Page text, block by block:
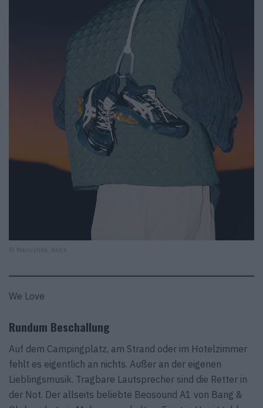
© Nanushka, Asics
We Love
Rundum Beschallung
Auf dem Campingplatz, am Strand oder im Hotelzimmer
fehlt es eigentlich an nichts. Außer an der eigenen
Lieblingsmusik. Tragbare Lautsprecher sind die Retter in
der Not. Der allseits beliebte Beosound A1 von Bang &